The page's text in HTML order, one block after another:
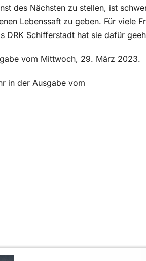
des Nächsten zu stellen, ist
Lebenssaft zu geben. Für viele
DRK Schifferstadt hat sie dafür
vom Mittwoch, 29. März 2023.
in der Ausgabe vom